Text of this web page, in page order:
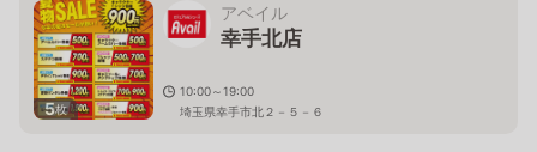
5枚
アベイル
幸手北店
10:00～19:00
埼玉県幸手市北２－５－６